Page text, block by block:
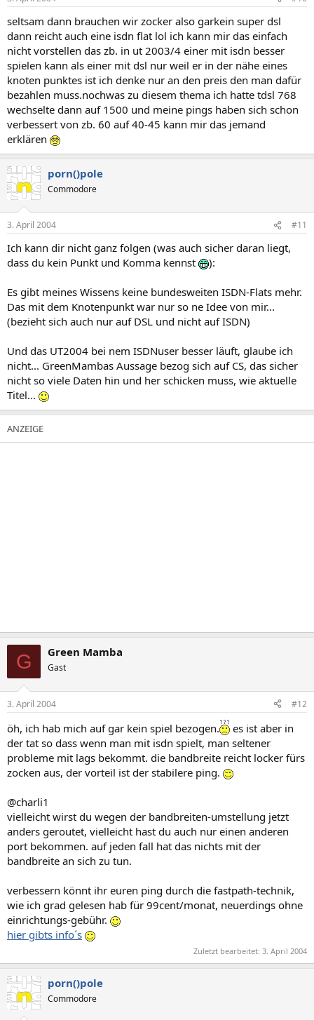
seltsam dann brauchen wir zocker also garkein super dsl
dann reicht auch eine isdn flat lol ich kann mir das einfach
nicht vorstellen das zb. in ut 2003/4 einer mit isdn besser
spielen kann als einer mit dsl nur weil er in der nähe eines
knoten punktes ist ich denke nur an den preis den man dafür
bezahlen muss.nochwas zu diesem thema ich hatte tdsl 768
wechselte dann auf 1500 und meine pings haben sich schon
verbessert von zb. 60 auf 40-45 kann mir das jemand
erklären
porn()pole
Commodore
3. April 2004 #11
Ich kann dir nicht ganz folgen (was auch sicher daran liegt,
dass du kein Punkt und Komma kennst
):
Es gibt meines Wissens keine bundesweiten ISDN-Flats mehr.
Das mit dem Knotenpunkt war nur so ne Idee von mir...
(bezieht sich auch nur auf DSL und nicht auf ISDN)
Und das UT2004 bei nem ISDNuser besser läuft, glaube ich
nicht... GreenMambas Aussage bezog sich auf CS, das sicher
nicht so viele Daten hin und her schicken muss, wie aktuelle
Titel...
G Green Mamba
Gast
3. April 2004 #12
öh, ich hab mich auf gar kein spiel bezogen.
es ist aber in
der tat so dass wenn man mit isdn spielt, man seltener
probleme mit lags bekommt. die bandbreite reicht locker fürs
zocken aus, der vorteil ist der stabilere ping.
@charli1
vielleicht wirst du wegen der bandbreiten-umstellung jetzt
anders geroutet, vielleicht hast du auch nur einen anderen
port bekommen. auf jeden fall hat das nichts mit der
bandbreite an sich zu tun.
verbessern könnt ihr euren ping durch die fastpath-technik,
wie ich grad gelesen hab für 99cent/monat, neuerdings ohne
einrichtungs-gebühr.
hier gibts info´s
Zuletzt bearbeitet: 3. April 2004
porn()pole
Commodore